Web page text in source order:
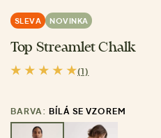
SLEVA NOVINKA
Top Streamlet Chalk
(1)
BARVA: BÍLÁ SE VZOREM